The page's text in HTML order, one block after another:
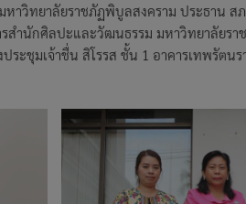
าวิทยาลัยราชภัฏพิบูลสงคราม ประธาน
ำนักศิลปะและวัฒนธรรม มหาวิทยาลัยรา
ะชุมเจ้าชื่น สิโรรส ชั้น 1 อาคารเทพรัตน